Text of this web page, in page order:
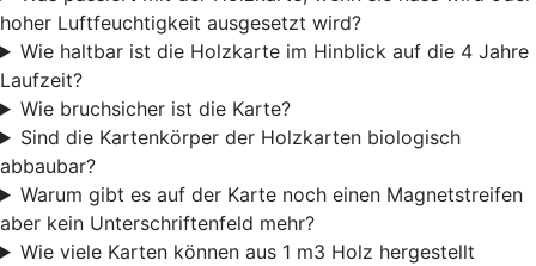
hoher Luftfeuchtigkeit ausgesetzt wird?
Wie haltbar ist die Holzkarte im Hinblick auf die 4 Jahre
Laufzeit?
Wie bruchsicher ist die Karte?
Sind die Kartenkörper der Holzkarten biologisch
abbaubar?
Warum gibt es auf der Karte noch einen Magnetstreifen
aber kein Unterschriftenfeld mehr?
Wie viele Karten können aus 1 m3 Holz hergestellt